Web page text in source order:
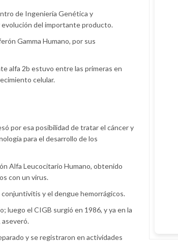
de Ingeniería Genética y
evolución del importante producto.
Gamma Humano, por sus
alfa 2b estuvo entre las primeras en
celular.
por esa posibilidad de tratar el cáncer y
para el desarrollo de los
Alfa Leucocitario Humano, obtenido
con un virus.
y el dengue hemorrágicos.
luego el CIGB surgió en 1986, y ya en la
aseveró.
y se registraron en actividades